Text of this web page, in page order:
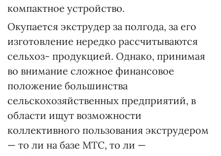
компактное устройство.
Окупается экструдер за полгода, за его
изготовление нередко рассчитываются
сельхоз- продукцией. Однако, принимая
во внимание сложное финансовое
положение большинства
сельскохозяйственных предприятий, в
области ищут возможности
коллективного пользования экструдером
— то ли на базе МТС, то ли —